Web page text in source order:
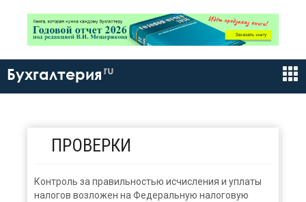
Бухгалтерия ru
ПРОВЕРКИ
Контроль за правильностью исчисления и уплаты
налогов возложен на Федеральную налоговую